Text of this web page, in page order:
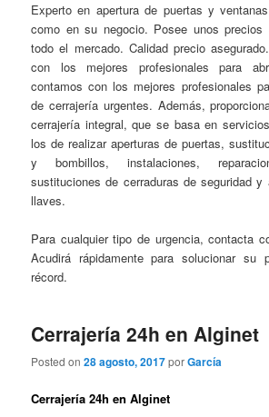
Experto en apertura de puertas y
como en su negocio. Posee unos precios
todo el mercado. Calidad precio
con los mejores profesionales para
contamos con los mejores profesionales
de cerrajería urgentes. Además,
cerrajería integral, que se basa en
los de realizar aperturas de puertas,
y bombillos, instalaciones,
sustituciones de cerraduras de seguridad y
llaves.
Para cualquier tipo de urgencia, contacta
Acudirá rápidamente para solucionar su
récord.
Cerrajería 24h en Alginet
Posted on28 agosto, 2017porGarcía
Cerrajería 24h en Alginet